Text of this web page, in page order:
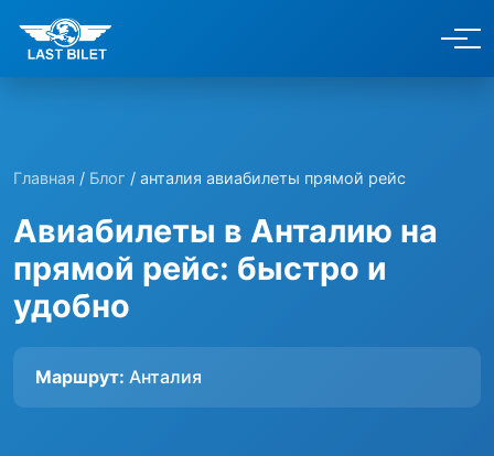
Главная / Блог / анталия авиабилеты прямой рейс
Авиабилеты в Анталию на
прямой рейс: быстро и
удобно
Маршрут: Анталия